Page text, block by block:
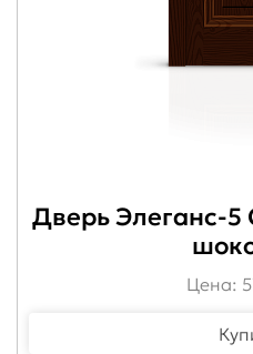
Дверь Элеганс-5
Цена: